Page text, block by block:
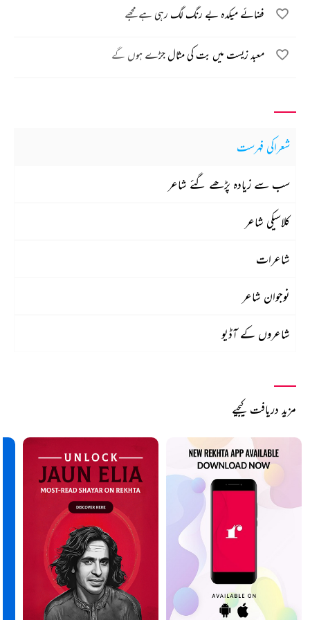
فضائے میکدہ بے رنگ لگ رہی ہے مجھے
معبد زیست میں بت کی مثال جڑے ہوں گے
شعراکی فہرست
سب سے زیادہ پڑھے گئے شاعر
کلاسیکی شاعر
شاعرات
نوجوان شاعر
شاعروں کے آڈیو
مزید دریافت کیجیے